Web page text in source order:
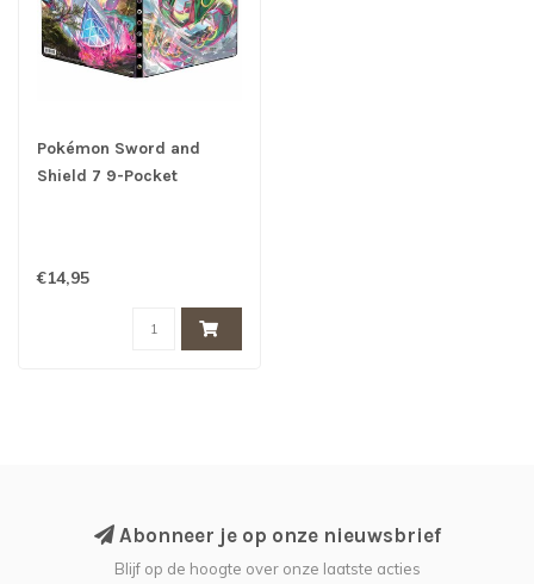
Pokémon Sword and
Shield 7 9-Pocket
€14,95
Abonneer je op onze nieuwsbrief
Blijf op de hoogte over onze laatste acties